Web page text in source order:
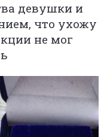
девушки и
что ухожу
не мог